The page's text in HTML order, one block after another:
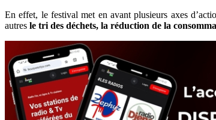
En effet, le festival met en avant plusieurs axes
autres le tri des déchets, la réduction de la